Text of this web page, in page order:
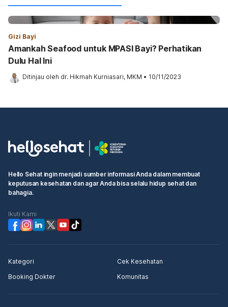
Gizi Bayi
Amankah Seafood untuk MPASI Bayi? Perhatikan
Dulu Hal Ini
Ditinjau oleh dr. Hikmah Kurniasari, MKM • 10/11/2023
Hello Sehat ingin menjadi sumber informasi Anda dalam membuat
keputusan kesehatan dan agar Anda bisa selalu hidup sehat dan
bahagia.
Ikuti Kami
Kategori
Cek Kesehatan
Booking Dokter
Komunitas